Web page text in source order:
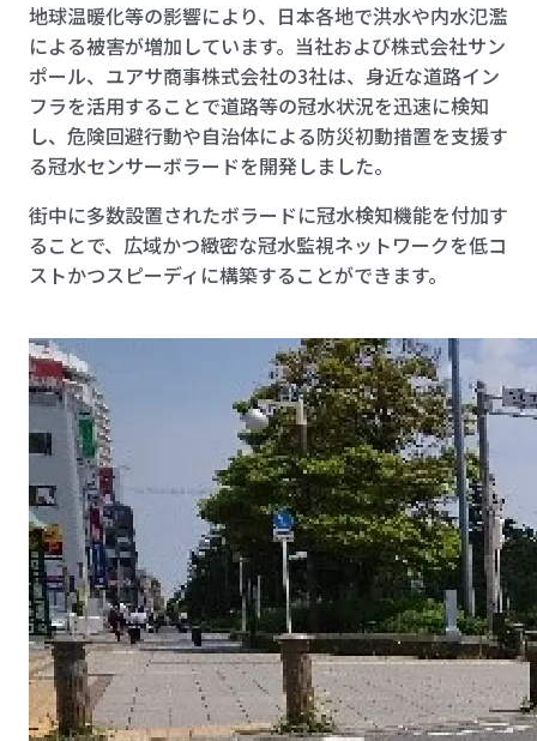
地球温暖化等の影響により、日本各地で洪水や内水氾濫
による被害が増加しています。当社および株式会社サン
ポール、ユアサ商事株式会社の3社は、身近な道路イン
フラを活用することで道路等の冠水状況を迅速に検知
し、危険回避行動や自治体による防災初動措置を支援す
る冠水センサーボラードを開発しました。
街中に多数設置されたボラードに冠水検知機能を付加す
ることで、広域かつ緻密な冠水監視ネットワークを低コ
ストかつスピーディに構築することができます。